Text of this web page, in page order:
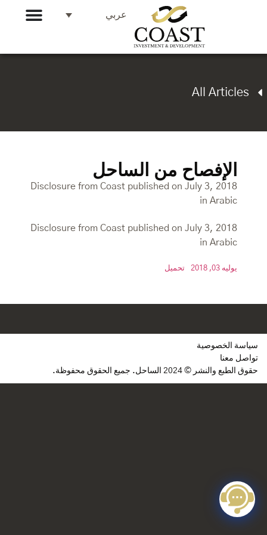
عربي
All Articles
الإفصاح من الساحل
Disclosure from Coast published on July 3, 2018
in Arabic
Disclosure from Coast published on July 3, 2018
in Arabic
يوليه 03, 2018 تحميل
سياسة الخصوصية
تواصل معنا
حقوق الطبع والنشر © 2024 الساحل. جميع الحقوق محفوظة.